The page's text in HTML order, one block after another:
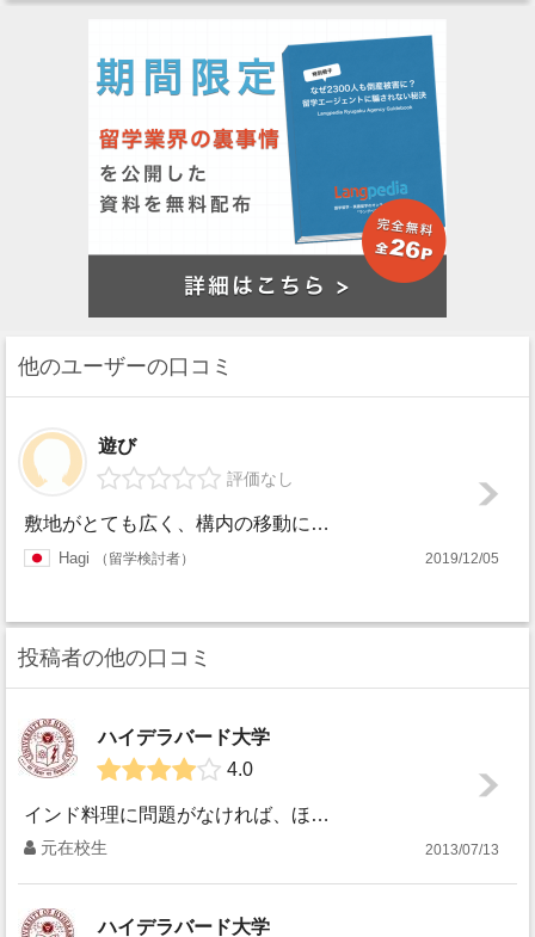
他のユーザーの口コミ
遊び
評価なし
敷地がとても広く、構内の移動にバイクや自転車を使用しているよう。学習環境としては優れていると感じる。構内には講義等以外にホステルや売店等もある。しかし郊外...
Hagi 留学検討者 2019/12/05
投稿者の他の口コミ
ハイデラバード大学
4.0
インド料理に問題がなければ、ほとんど問題はありません。キャンパス内、キャンパス周辺に肉料理もたくさんあります。
元在校生 2013/07/13
ハイデラバード大学